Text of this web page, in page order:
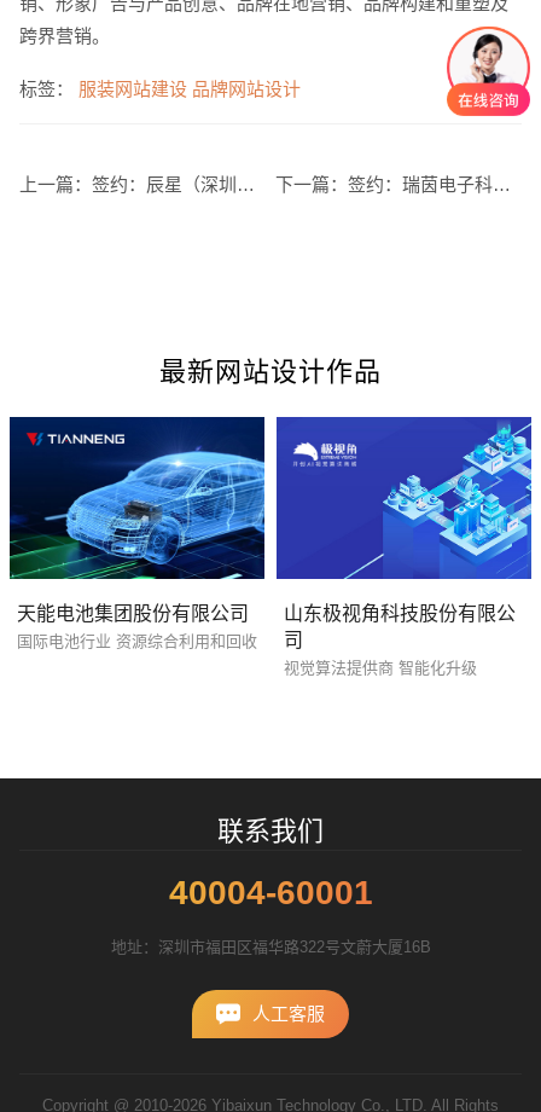
跨界营销。
标签： 服装网站建设 品牌网站设计
上一篇： 签约：辰星（深圳）咨询设计有限公司官方网站建设 下一篇：签约：瑞茵电子科技有限公司电子烟网站建设
最新网站设计作品
天能电池集团股份有限公司
国际电池行业 资源综合利用和回收
山东极视角科技股份有限公
司
视觉算法提供商 智能化升级
联系我们
40004-60001
地址：深圳市福田区福华路322号文蔚大厦16B
人工客服
Copyright @ 2010-2026 Yibaixun Technology Co., LTD. All Rights
电商及系统平台开发 微信小程序开发